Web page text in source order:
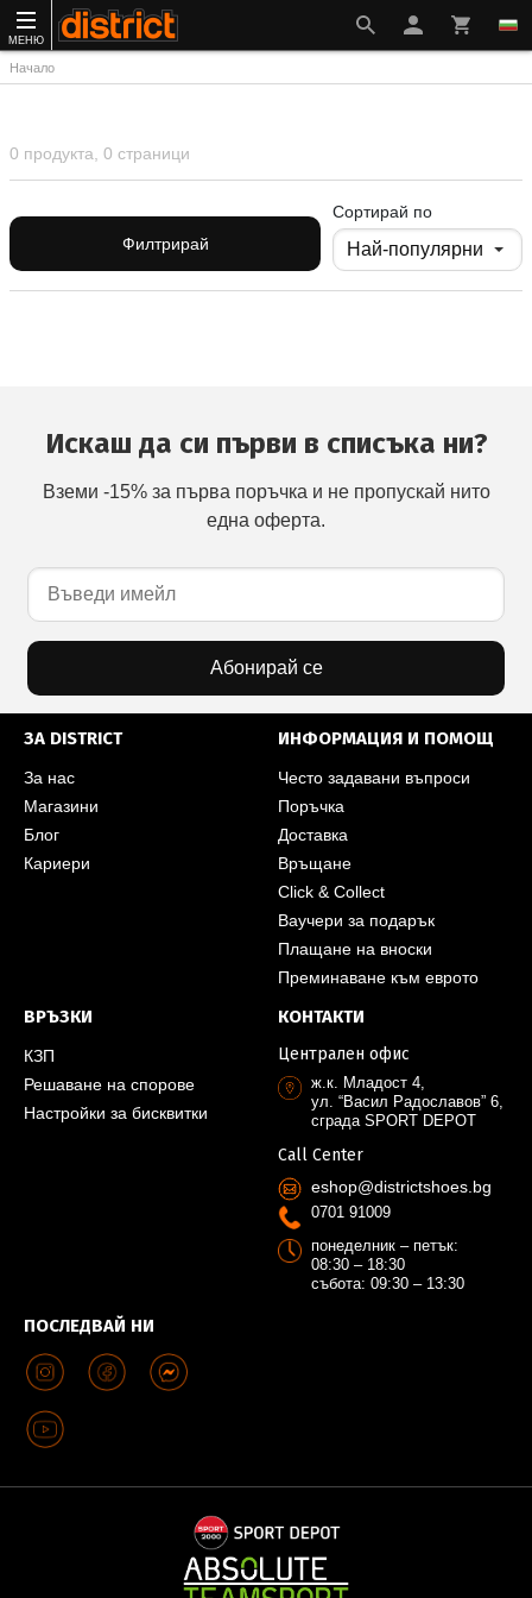
МЕНЮ
Начало
0 продукта, 0 страници
Филтрирай
Сортирай по
Искаш да си първи в списъка ни?
Вземи -15% за първа поръчка и не пропускай нито
една оферта.
Абонирай се
ЗА DISTRICT
За нас
Магазини
Блог
Кариери
ИНФОРМАЦИЯ И ПОМОЩ
Често задавани въпроси
Поръчка
Доставка
Връщане
Click & Collect
Ваучери за подарък
Плащане на вноски
Преминаване към еврото
ВРЪЗКИ
КЗП
Решаване на спорове
Настройки за бисквитки
ПОСЛЕДВАЙ НИ
КОНТАКТИ
Централен офис
ж.к. Младост 4,
ул. “Васил Радославов” 6,
сграда SPORT DEPOT
Call Center
eshop@districtshoes.bg
0701 91009
понеделник – петък:
08:30 – 18:30
събота: 09:30 – 13:30